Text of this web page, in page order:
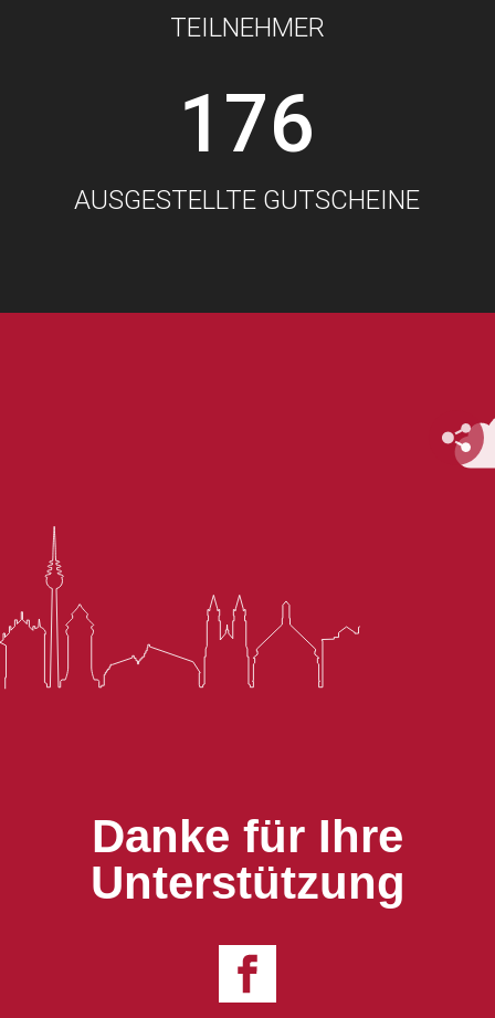
TEILNEHMER
176
AUSGESTELLTE GUTSCHEINE
Danke für Ihre
Unterstützung